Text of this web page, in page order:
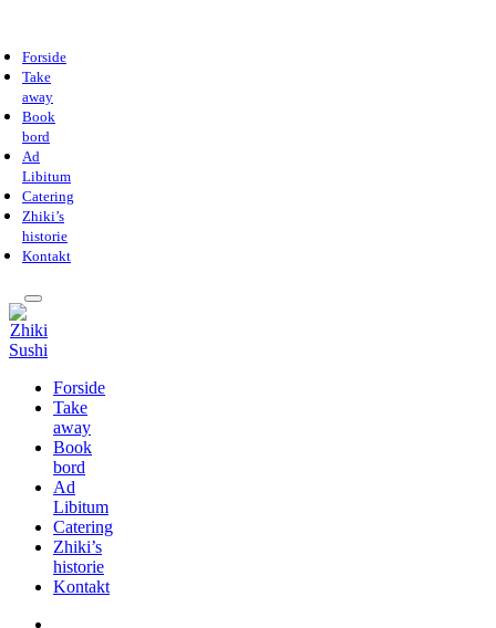
Forside
Take
away
Book
bord
Ad
Libitum
Catering
Zhiki’s
historie
Kontakt
Forside
Take
away
Book
bord
Ad
Libitum
Catering
Zhiki’s
historie
Kontakt